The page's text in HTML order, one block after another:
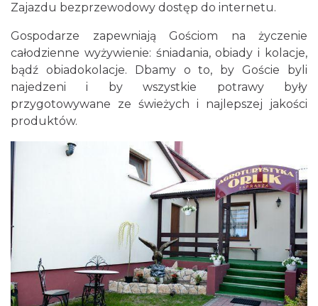
Zajazdu bezprzewodowy dostęp do internetu.
Gospodarze zapewniają Gościom na życzenie
całodzienne wyżywienie: śniadania, obiady i kolacje,
bądź obiadokolacje. Dbamy o to, by Goście byli
najedzeni i by wszystkie potrawy były
przygotowywane ze świeżych i najlepszej jakości
produktów.